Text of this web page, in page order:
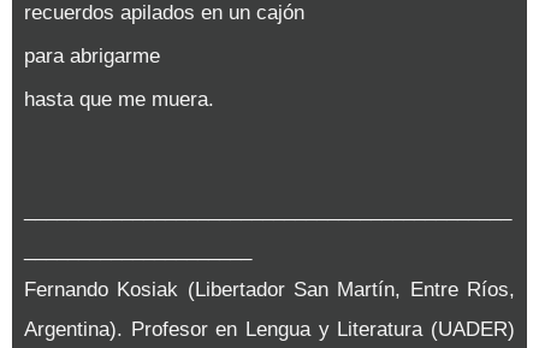
recuerdos apilados en un cajón
para abrigarme
hasta que me muera.
Fernando Kosiak (Libertador San Martín, Entre Ríos,
Argentina). Profesor en Lengua y Literatura (UADER)